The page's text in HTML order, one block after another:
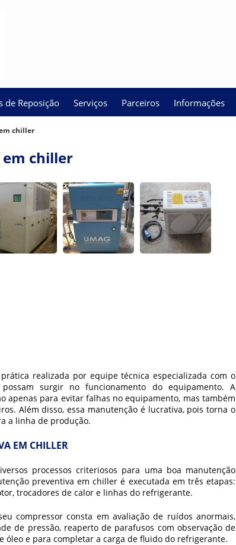
de Reposição Serviços Parceiros Informações
chiller
chiller
realizada por equipe técnica especializada com o
surgir no funcionamento do equipamento. A
apenas para evitar falhas no equipamento, mas também
Além disso, essa manutenção é lucrativa, pois torna o
a linha de produção.
EM CHILLER
processos criteriosos para uma boa manutenção
preventiva em chiller é executada em três etapas:
trocadores de calor e linhas do refrigerante.
compressor consta em avaliação de ruídos anormais,
de pressão, reaperto de parafusos com observação de
óleo e para completar a carga de fluido do refrigerante.